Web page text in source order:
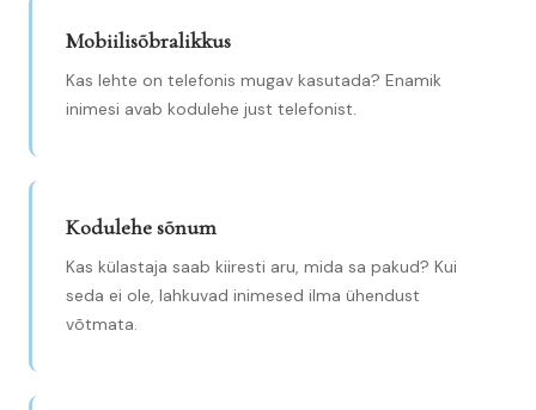
Mobiilisõbralikkus
Kas lehte on telefonis mugav kasutada? Enamik
inimesi avab kodulehe just telefonist.
Kodulehe sõnum
Kas külastaja saab kiiresti aru, mida sa pakud? Kui
seda ei ole, lahkuvad inimesed ilma ühendust
võtmata.